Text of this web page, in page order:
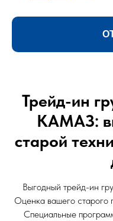
Трейд-ин
КАМАЗ:
старой
Выгодный трейд-ин
Оценка вашего старого
Специальные